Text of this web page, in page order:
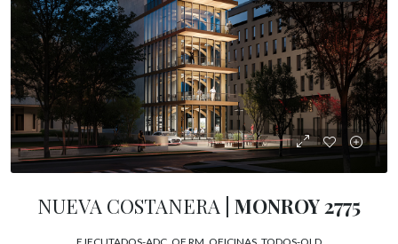
NUEVA COSTANERA | MONROY 2775